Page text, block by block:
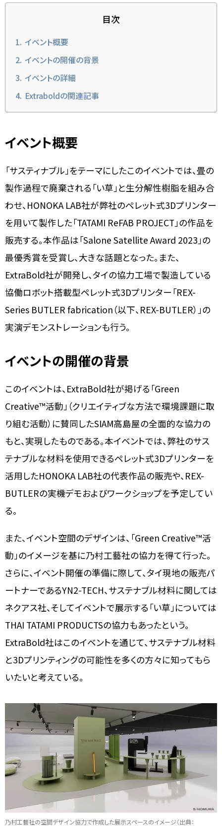
目次
イベント概要
イベントの開催の背景
イベントの詳細
Extraboldの関連記事
イベント概要
「サスティナブル」をテーマにしたこのイベントでは、畳の
製作過程で廃棄される「い草」と生分解性樹脂を組み合
わせ、HONOKA LAB社が弊社のペレット式3Dプリンター
を用いて製作した「TATAMI ReFAB PROJECT」の作品を
販売する。本作品は「Salone Satellite Award 2023」の
最優秀賞を受賞し、大きな話題となった。また、
ExtraBold社が開発し、タイの協力工場で製造している
協働ロボット搭載型ペレット式3Dプリンター「REX-
Series BUTLER fabrication（以下、REX-BUTLER）」の
実演デモンストレーションも行う。
イベントの開催の背景
このイベントは、 ExtraBold社が掲げる「Green
Creative™活動」（クリエイティブな方法で環境課題に取
り組む活動）に賛同したSIAM高島屋の全面的な協力の
もと、実現したものである。本イベントでは、弊社のサス
テナブルな材料を使用できるペレット式3Dプリンターを
活用したHONOKA LAB社の代表作品の販売や、REX-
BUTLERの実機デモおよびワークショップを予定してい
る。
また、イベント空間のデザインは、 「Green Creative™活
動」のイメージを基に乃村工藝社の協力を得て行った。
さらに、イベント開催の準備に際して、タイ現地の販売パ
ートナーであるYN2-TECH、サステナブル材料に関しては
ネクアス社、そしてイベントで展示する「い草」については
THAI TATAMI PRODUCTSの協力もあったという。
ExtraBold社はこのイベントを通じて、サステナブル材料
と3Dプリンティングの可能性を多くの方々に知ってもら
いたいと考えている。
乃村工藝社の空間デザイン協力で作成した展示スペースのイメージ（出典：